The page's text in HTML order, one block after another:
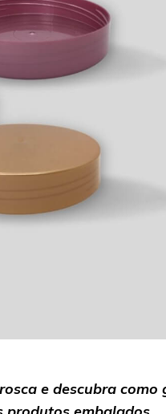
e descubra como